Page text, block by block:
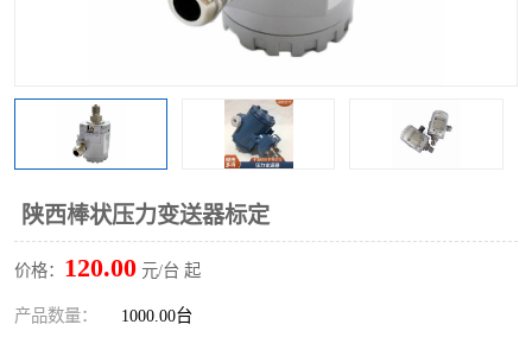
陕西棒状压力变送器标定
价格： 120.00 元/台 起
产品数量： 1000.00台